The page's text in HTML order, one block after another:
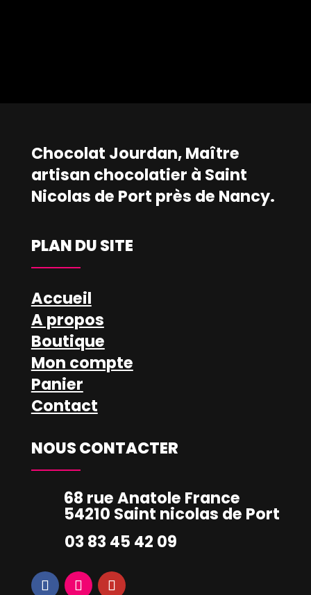
Chocolat Jourdan, Maître
artisan chocolatier à Saint
Nicolas de Port près de Nancy.
PLAN DU SITE
Accueil
A propos
Boutique
Mon compte
Panier
Contact
NOUS CONTACTER
68 rue Anatole France
54210 Saint nicolas de Port
03 83 45 42 09